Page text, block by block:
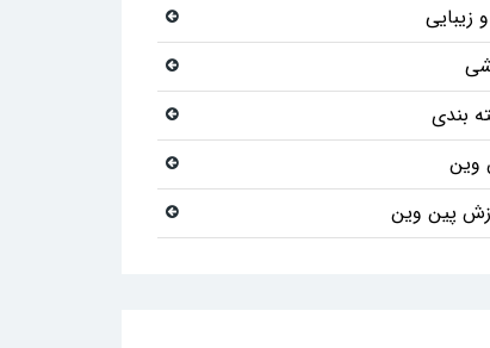
زیبایی
بندی
وین
پین وین